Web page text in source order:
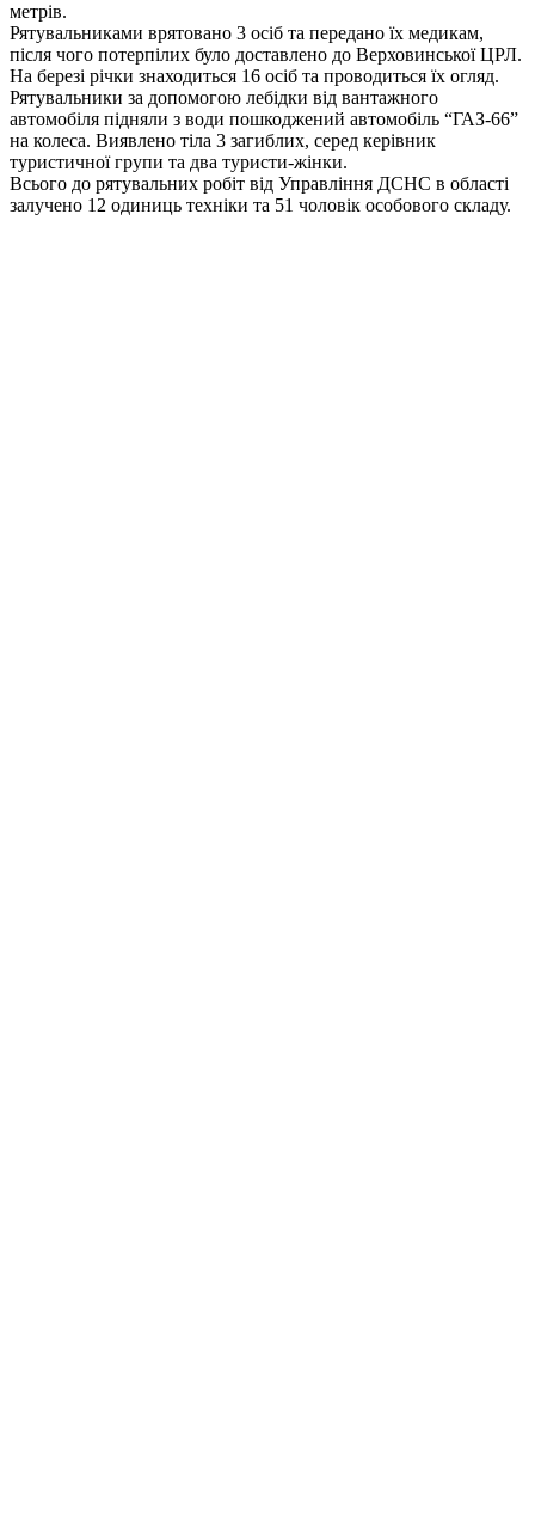
метрів.
Рятувальниками врятовано 3 осіб та передано їх медикам,
після чого потерпілих було доставлено до Верховинської ЦРЛ.
На березі річки знаходиться 16 осіб та проводиться їх огляд.
Рятувальники за допомогою лебідки від вантажного
автомобіля підняли з води пошкоджений автомобіль “ГАЗ-66”
на колеса. Виявлено тіла 3 загиблих, серед керівник
туристичної групи та два туристи-жінки.
Всього до рятувальних робіт від Управління ДСНС в області
залучено 12 одиниць техніки та 51 чоловік особового складу.